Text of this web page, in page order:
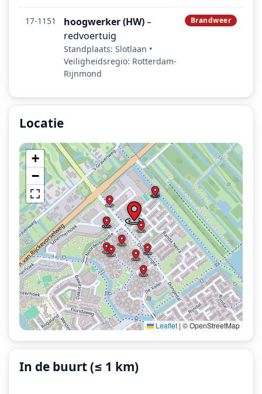
17-1151 hoogwerker (HW)–
redvoertuig
Standplaats: Slotlaan •
Veiligheidsregio: Rotterdam-
Rijnmond
Brandweer
Locatie
+
−
Leaflet | © OpenStreetMap
Locatie van het incident: Namleastraat, Capelle aan
In de buurt (≤ 1 km)